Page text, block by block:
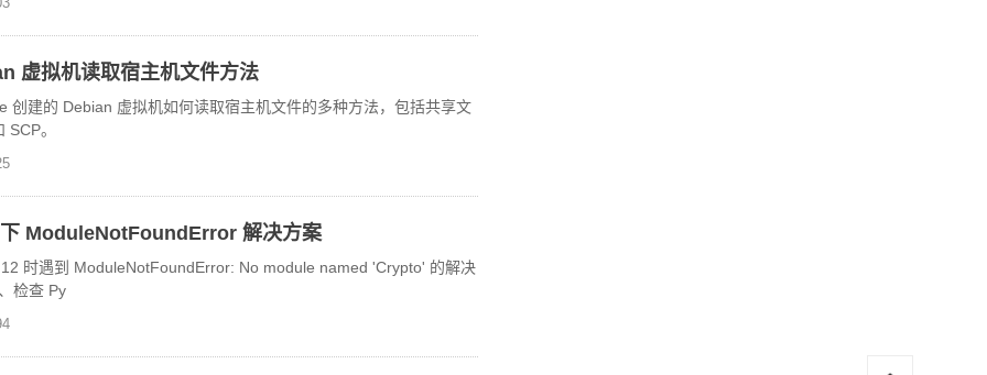
虚拟机读取宿主机文件方法
创建的 Debian 虚拟机如何读取宿主机文件的多种方法，包括共享文
。
ModuleNotFoundError 解决方案
时遇到 ModuleNotFoundError: No module named 'Crypto' 的解决
检查 Py